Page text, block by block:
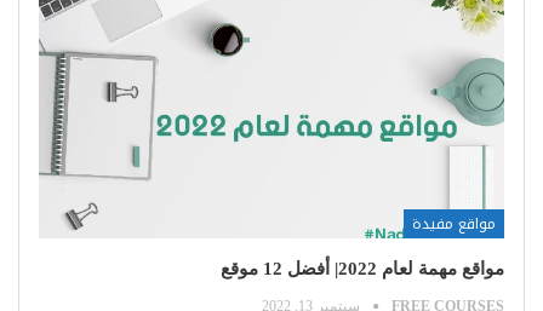
مواقع مفيدة
مواقع مهمة لعام 2022| أفضل 12 موقع
FREE COURSES سبتمبر 13, 2022